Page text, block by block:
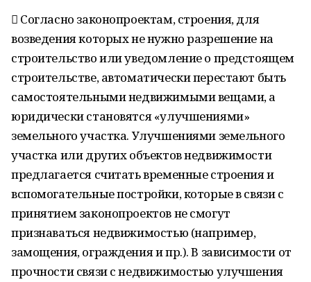
 Согласно законопроектам, строения, для
возведения которых не нужно разрешение на
строительство или уведомление о предстоящем
строительстве, автоматически перестают быть
самостоятельными недвижимыми вещами, а
юридически становятся «улучшениями»
земельного участка. Улучшениями земельного
участка или других объектов недвижимости
предлагается считать временные строения и
вспомогательные постройки, которые в связи с
принятием законопроектов не смогут
признаваться недвижимостью (например,
замощения, ограждения и пр.). В зависимости от
прочности связи с недвижимостью улучшения